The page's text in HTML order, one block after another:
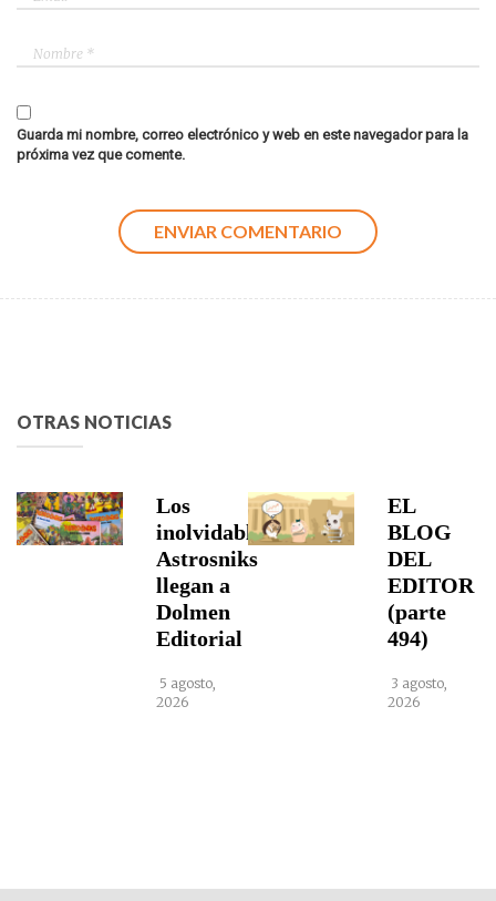
Guarda mi nombre, correo electrónico y web en este navegador para la
próxima vez que comente.
OTRAS NOTICIAS
Los
inolvidables
Astrosniks
llegan a
Dolmen
Editorial
5 agosto,
2026
EL
BLOG
DEL
EDITOR
(parte
494)
3 agosto,
2026